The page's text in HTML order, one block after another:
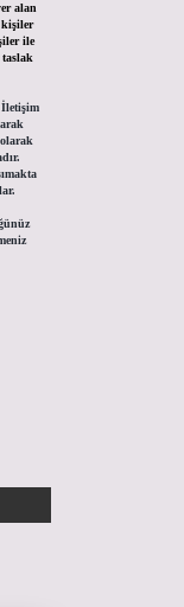
alan
kişiler
ile
İletişim